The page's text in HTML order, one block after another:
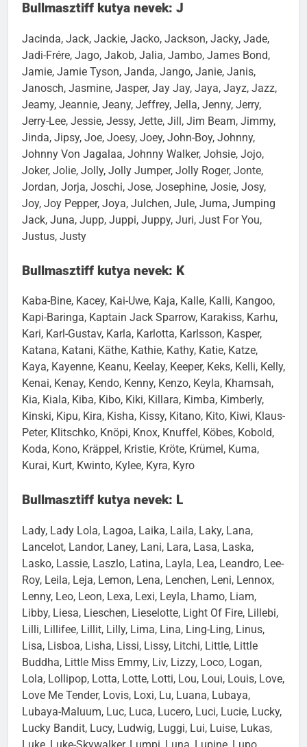
Bullmasztiff kutya nevek: J
Jacinda, Jack, Jackie, Jacko, Jackson, Jacky, Jade,
Jadi-Frére, Jago, Jakob, Jalia, Jambo, James Bond,
Jamie, Jamie Tyson, Janda, Jango, Janie, Janis,
Janosch, Jasmine, Jasper, Jay Jay, Jaya, Jayz, Jazz,
Jeamy, Jeannie, Jeany, Jeffrey, Jella, Jenny, Jerry,
Jerry-Lee, Jessie, Jessy, Jette, Jill, Jim Beam, Jimmy,
Jinda, Jipsy, Joe, Joesy, Joey, John-Boy, Johnny,
Johnny Von Jagalaa, Johnny Walker, Johsie, Jojo,
Joker, Jolie, Jolly, Jolly Jumper, Jolly Roger, Jonte,
Jordan, Jorja, Joschi, Jose, Josephine, Josie, Josy,
Joy, Joy Pepper, Joya, Julchen, Jule, Juma, Jumping
Jack, Juna, Jupp, Juppi, Juppy, Juri, Just For You,
Justus, Justy
Bullmasztiff kutya nevek: K
Kaba-Bine, Kacey, Kai-Uwe, Kaja, Kalle, Kalli, Kangoo,
Kapi-Baringa, Kaptain Jack Sparrow, Karakiss, Karhu,
Kari, Karl-Gustav, Karla, Karlotta, Karlsson, Kasper,
Katana, Katani, Käthe, Kathie, Kathy, Katie, Katze,
Kaya, Kayenne, Keanu, Keelay, Keeper, Keks, Kelli, Kelly,
Kenai, Kenay, Kendo, Kenny, Kenzo, Keyla, Khamsah,
Kia, Kiala, Kiba, Kibo, Kiki, Killara, Kimba, Kimberly,
Kinski, Kipu, Kira, Kisha, Kissy, Kitano, Kito, Kiwi, Klaus-
Peter, Klitschko, Knöpi, Knox, Knuffel, Köbes, Kobold,
Koda, Kono, Kräppel, Kristie, Kröte, Krümel, Kuma,
Kurai, Kurt, Kwinto, Kylee, Kyra, Kyro
Bullmasztiff kutya nevek: L
Lady, Lady Lola, Lagoa, Laika, Laila, Laky, Lana,
Lancelot, Landor, Laney, Lani, Lara, Lasa, Laska,
Lasko, Lassie, Laszlo, Latina, Layla, Lea, Leandro, Lee-
Roy, Leila, Leja, Lemon, Lena, Lenchen, Leni, Lennox,
Lenny, Leo, Leon, Lexa, Lexi, Leyla, Lhamo, Liam,
Libby, Liesa, Lieschen, Lieselotte, Light Of Fire, Lillebi,
Lilli, Lillifee, Lillit, Lilly, Lima, Lina, Ling-Ling, Linus,
Lisa, Lisboa, Lisha, Lissi, Lissy, Litchi, Little, Little
Buddha, Little Miss Emmy, Liv, Lizzy, Loco, Logan,
Lola, Lollipop, Lotta, Lotte, Lotti, Lou, Loui, Louis, Love,
Love Me Tender, Lovis, Loxi, Lu, Luana, Lubaya,
Lubaya-Maluum, Luc, Luca, Lucero, Luci, Lucie, Lucky,
Lucky Bandit, Lucy, Ludwig, Luggi, Lui, Luise, Lukas,